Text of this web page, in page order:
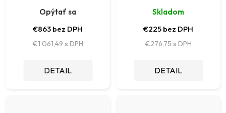
Opýtať sa
€863 bez DPH
€1 061,49
DETAIL
Skladom
€225 bez DPH
€276,75
DETAIL